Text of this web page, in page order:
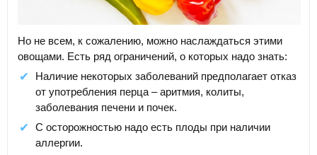
Но не всем, к сожалению, можно наслаждаться этими
овощами. Есть ряд ограничений, о которых надо знать:
Наличие некоторых заболеваний предполагает отказ
от употребления перца – аритмия, колиты,
заболевания печени и почек.
С осторожностью надо есть плоды при наличии
аллергии.